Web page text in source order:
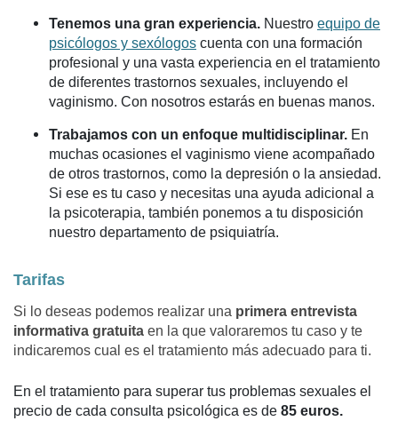
Tenemos una gran experiencia. Nuestro equipo de
psicólogos y sexólogos cuenta con una formación
profesional y una vasta experiencia en el tratamiento
de diferentes trastornos sexuales, incluyendo el
vaginismo. Con nosotros estarás en buenas manos.
Trabajamos con un enfoque multidisciplinar. En
muchas ocasiones el vaginismo viene acompañado
de otros trastornos, como la depresión o la ansiedad.
Si ese es tu caso y necesitas una ayuda adicional a
la psicoterapia, también ponemos a tu disposición
nuestro departamento de psiquiatría.
Tarifas
Si lo deseas podemos realizar una primera entrevista
informativa gratuita en la que valoraremos tu caso y te
indicaremos cual es el tratamiento más adecuado para ti.
En el tratamiento para superar tus problemas sexuales el
precio de cada consulta psicológica es de 85 euros.